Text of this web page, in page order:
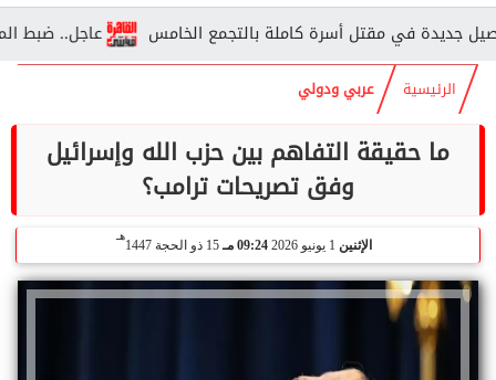
عاجل.. ضبط في مقتل أسرة كاملة بالتجمع الخامس
الرئيسية عربي ودولي
ما حقيقة التفاهم بين حزب الله وإسرائيل
وفق تصريحات ترامب؟
الإثنين 09:24 مـ 15 ذو الحجة 1447
هـ